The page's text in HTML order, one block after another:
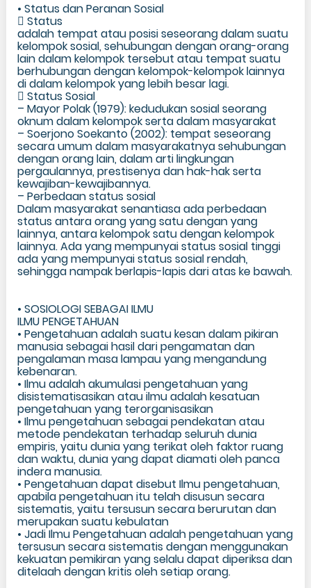
• Status dan Peranan Sosial
 Status
adalah tempat atau posisi seseorang dalam suatu
kelompok sosial, sehubungan dengan orang-orang
lain dalam kelompok tersebut atau tempat suatu
berhubungan dengan kelompok-kelompok lainnya
di dalam kelompok yang lebih besar lagi.
 Status Sosial
– Mayor Polak (1979): kedudukan sosial seorang
oknum dalam kelompok serta dalam masyarakat
– Soerjono Soekanto (2002): tempat seseorang
secara umum dalam masyarakatnya sehubungan
dengan orang lain, dalam arti lingkungan
pergaulannya, prestisenya dan hak-hak serta
kewajiban-kewajibannya.
– Perbedaan status sosial
Dalam masyarakat senantiasa ada perbedaan
status antara orang yang satu dengan yang
lainnya, antara kelompok satu dengan kelompok
lainnya. Ada yang mempunyai status sosial tinggi
ada yang mempunyai status sosial rendah,
sehingga nampak berlapis-lapis dari atas ke bawah.
• SOSIOLOGI SEBAGAI ILMU
ILMU PENGETAHUAN
• Pengetahuan adalah suatu kesan dalam pikiran
manusia sebagai hasil dari pengamatan dan
pengalaman masa lampau yang mengandung
kebenaran.
• Ilmu adalah akumulasi pengetahuan yang
disistematisasikan atau ilmu adalah kesatuan
pengetahuan yang terorganisasikan
• Ilmu pengetahuan sebagai pendekatan atau
metode pendekatan terhadap seluruh dunia
empiris, yaitu dunia yang terikat oleh faktor ruang
dan waktu, dunia yang dapat diamati oleh panca
indera manusia.
• Pengetahuan dapat disebut Ilmu pengetahuan,
apabila pengetahuan itu telah disusun secara
sistematis, yaitu tersusun secara berurutan dan
merupakan suatu kebulatan
• Jadi Ilmu Pengetahuan adalah pengetahuan yang
tersusun secara sistematis dengan menggunakan
kekuatan pemikiran yang selalu dapat diperiksa dan
ditelaah dengan kritis oleh setiap orang.